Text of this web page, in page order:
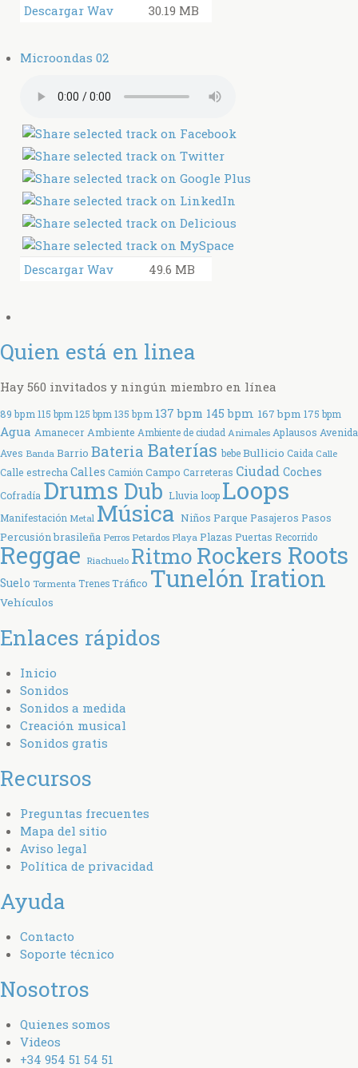
Descargar Wav 30.19 MB
Microondas 02
Descargar Wav 49.6 MB
Quien está en linea
Hay 560 invitados y ningún miembro en línea
89 bpm 115 bpm 125 bpm 135 bpm 137 bpm 145 bpm 167 bpm 175 bpm
Agua Amanecer Ambiente Ambiente de ciudad Animales Aplausos Avenida
Aves Banda Barrio Bateria Baterías bebeBullicio Caida Calle
Calle estrecha Calles Camión Campo Carreteras Ciudad Coches
Cofradía Drums Dub Lluvia loop Loops
Manifestación Metal Música Niños Parque Pasajeros Pasos
Percusión brasileña Perros Petardos Playa Plazas Puertas Recorrido
Reggae Riachuelo Ritmo Rockers Roots
Suelo Tormenta Trenes Tráfico Tunelón Iration
Vehículos
Enlaces rápidos
Inicio
Sonidos
Sonidos a medida
Creación musical
Sonidos gratis
Recursos
Preguntas frecuentes
Mapa del sitio
Aviso legal
Política de privacidad
Ayuda
Contacto
Soporte técnico
Nosotros
Quienes somos
Videos
+34 954 51 54 51